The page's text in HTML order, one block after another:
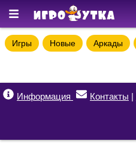
Игры Новые Аркады
Информация Контакты |